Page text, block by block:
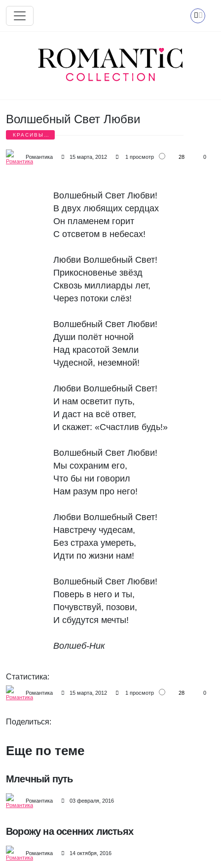
Перейти к основному содержанию
Волшебный Свет Любви
КРАСИВЫЕ
Романтика 15 марта, 2012 1 просмотр 28 0
Волшебный Свет Любви!
В двух любящих сердцах
Он пламенем горит
С отсветом в небесах!
Любви Волшебный Свет!
Прикосновенье звёзд
Сквозь миллиарды лет,
Через потоки слёз!
Волшебный Свет Любви!
Души полёт ночной
Над красотой Земли
Чудесной, неземной!
Любви Волшебный Свет!
И нам осветит путь,
И даст на всё ответ,
И скажет: «Счастлив будь!»
Волшебный Свет Любви!
Мы сохраним его,
Что бы ни говорил
Нам разум про него!
Любви Волшебный Свет!
Навстречу чудесам,
Без страха умереть,
Идти по жизни нам!
Волшебный Свет Любви!
Поверь в него и ты,
Почувствуй, позови,
И сбудутся мечты!
Волшеб-Ник
Статистика:
Романтика 15 марта, 2012 1 просмотр 28 0
Поделиться:
Еще по теме
Млечный путь
Романтика 03 февраля, 2016
Ворожу на осенних листьях
Романтика 14 октября, 2016